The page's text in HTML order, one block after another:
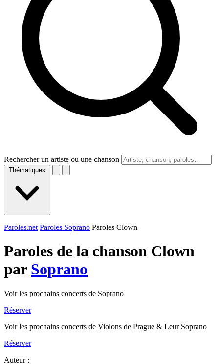
Rechercher un artiste ou une chanson
Thématiques
Paroles.net Paroles Soprano Paroles Clown
Paroles de la chanson Clown
par Soprano
Voir les prochains concerts de Soprano
Réserver
Voir les prochains concerts de Violons de Prague & Leur Soprano
Réserver
Auteur :